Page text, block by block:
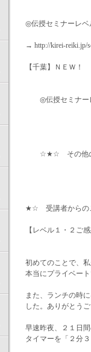
◎伝授セミナーレ
→ http://kirei-reiki.jp/
【千葉】ＮＥＷ！
◎伝授セミナー
☆★☆ その他の開
★☆ 受講者か
【レベル１・２ご
初めてのことで、
本当にプライベー
また、ランチの時
した。ありがとう
早速昨夜、２１日
タイマーを「２分